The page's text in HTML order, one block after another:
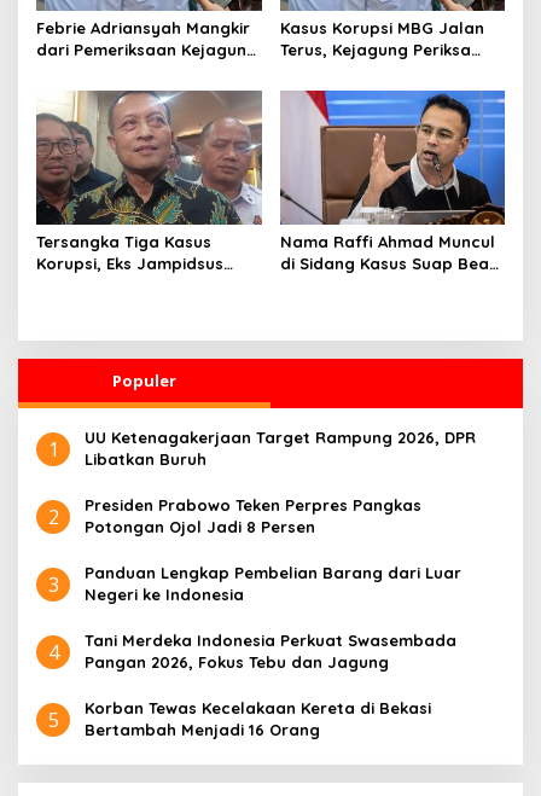
Febrie Adriansyah Mangkir
dari Pemeriksaan Kejagung
Kasus Korupsi MBG Jalan
Terus, Kejagung Periksa
Tersangka Tiga Kasus
Korupsi, Eks Jampidsus
Nama Raffi Ahmad Muncul
di Sidang Kasus Suap Bea
Populer
1
UU Ketenagakerjaan Target Rampung 2026, DPR
Libatkan Buruh
2
Presiden Prabowo Teken Perpres Pangkas
Potongan Ojol Jadi 8 Persen
3
Panduan Lengkap Pembelian Barang dari Luar
Negeri ke Indonesia
4
Tani Merdeka Indonesia Perkuat Swasembada
Pangan 2026, Fokus Tebu dan Jagung
5
Korban Tewas Kecelakaan Kereta di Bekasi
Bertambah Menjadi 16 Orang